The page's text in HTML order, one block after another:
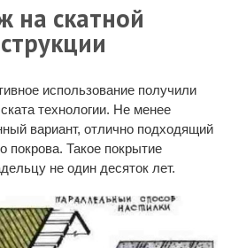
на скатной
использование получили
технологии. Не менее
вариант, отлично подходящий
покрова. Такое покрытие
не один десяток лет.